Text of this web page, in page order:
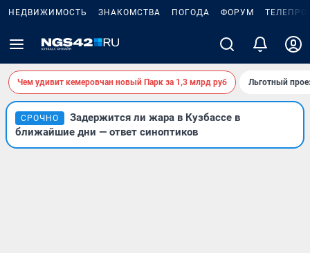
НЕДВИЖИМОСТЬ ЗНАКОМСТВА ПОГОДА ФОРУМ
Чем удивит кемеровчан новый Парк за 1,3 млрд руб Льготный
СРОЧНО
Задержится ли жара в Кузбассе в
ближайшие дни — ответ синоптиков